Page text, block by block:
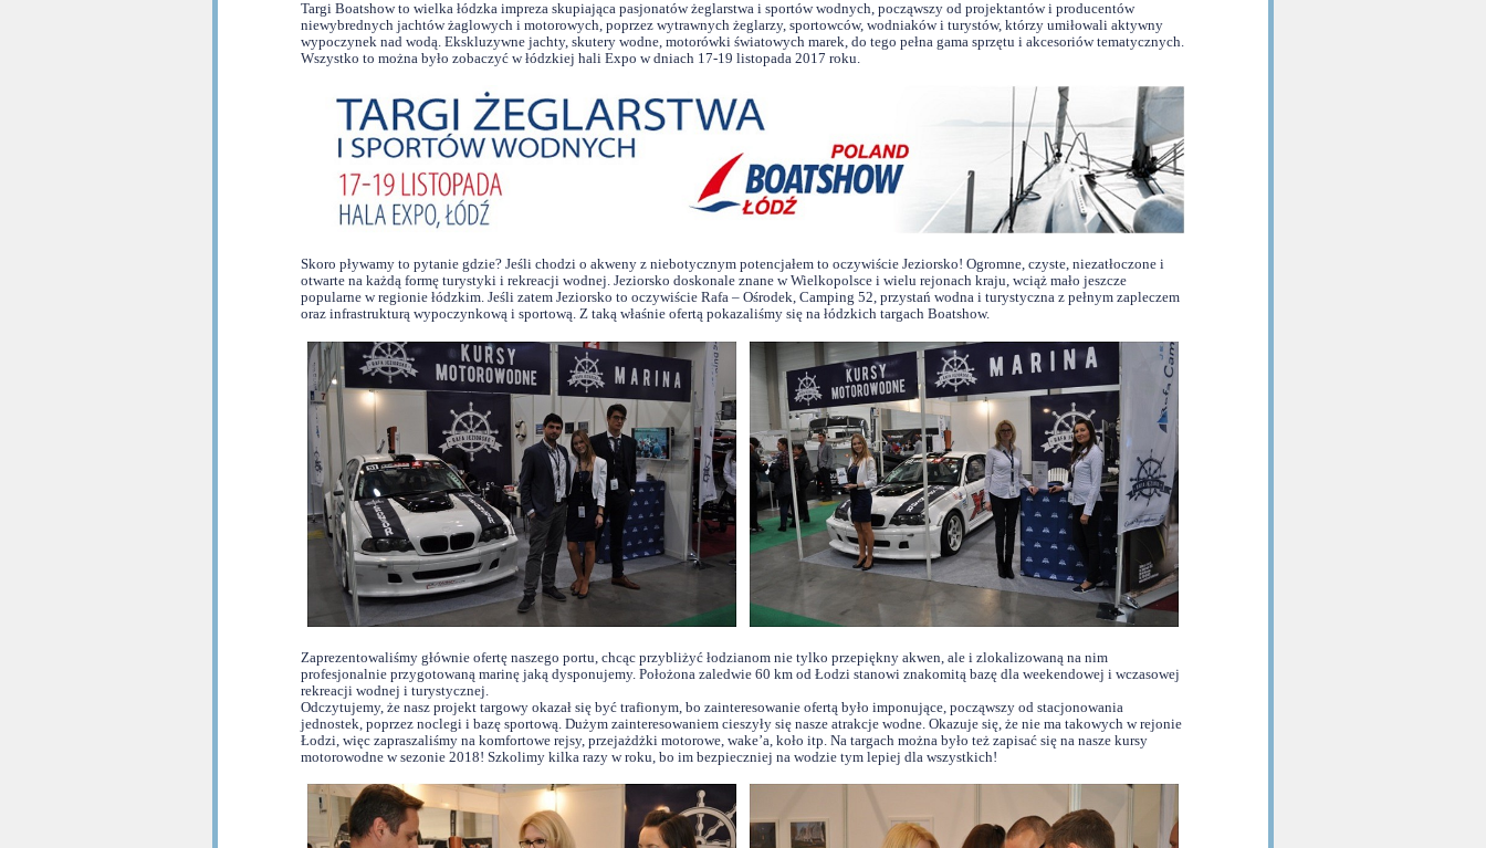
Targi Boatshow to wielka łódzka impreza skupiająca pasjonatów żeglarstwa i sportów wodnych, począwszy od projektantów i producentów
niewybrednych jachtów żaglowych i motorowych, poprzez wytrawnych żeglarzy, sportowców, wodniaków i turystów, którzy umiłowali aktywny
wypoczynek nad wodą. Ekskluzywne jachty, skutery wodne, motorówki światowych marek, do tego pełna gama sprzętu i akcesoriów tematycznych.
Wszystko to można było zobaczyć w łódzkiej hali Expo w dniach 17-19 listopada 2017 roku.
Skoro pływamy to pytanie gdzie? Jeśli chodzi o akweny z niebotycznym potencjałem to oczywiście Jeziorsko! Ogromne, czyste, niezatłoczone i
otwarte na każdą formę turystyki i rekreacji wodnej. Jeziorsko doskonale znane w Wielkopolsce i wielu rejonach kraju, wciąż mało jeszcze
popularne w regionie łódzkim. Jeśli zatem Jeziorsko to oczywiście Rafa – Ośrodek, Camping 52, przystań wodna i turystyczna z pełnym zapleczem
oraz infrastrukturą wypoczynkową i sportową. Z taką właśnie ofertą pokazaliśmy się na łódzkich targach Boatshow.
Zaprezentowaliśmy głównie ofertę naszego portu, chcąc przybliżyć łodzianom nie tylko przepiękny akwen, ale i zlokalizowaną na nim
profesjonalnie przygotowaną marinę jaką dysponujemy. Położona zaledwie 60 km od Łodzi stanowi znakomitą bazę dla weekendowej i wczasowej
rekreacji wodnej i turystycznej.
Odczytujemy, że nasz projekt targowy okazał się być trafionym, bo zainteresowanie ofertą było imponujące, począwszy od stacjonowania
jednostek, poprzez noclegi i bazę sportową. Dużym zainteresowaniem cieszyły się nasze atrakcje wodne. Okazuje się, że nie ma takowych w rejonie
Łodzi, więc zapraszaliśmy na komfortowe rejsy, przejażdżki motorowe, wake’a, koło itp. Na targach można było też zapisać się na nasze kursy
motorowodne w sezonie 2018! Szkolimy kilka razy w roku, bo im bezpieczniej na wodzie tym lepiej dla wszystkich!